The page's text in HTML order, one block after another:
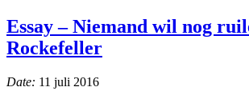
Essay – Niemand wil nog
Rockefeller
Date: 11 juli 2016